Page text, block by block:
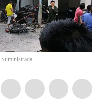
Suministrada